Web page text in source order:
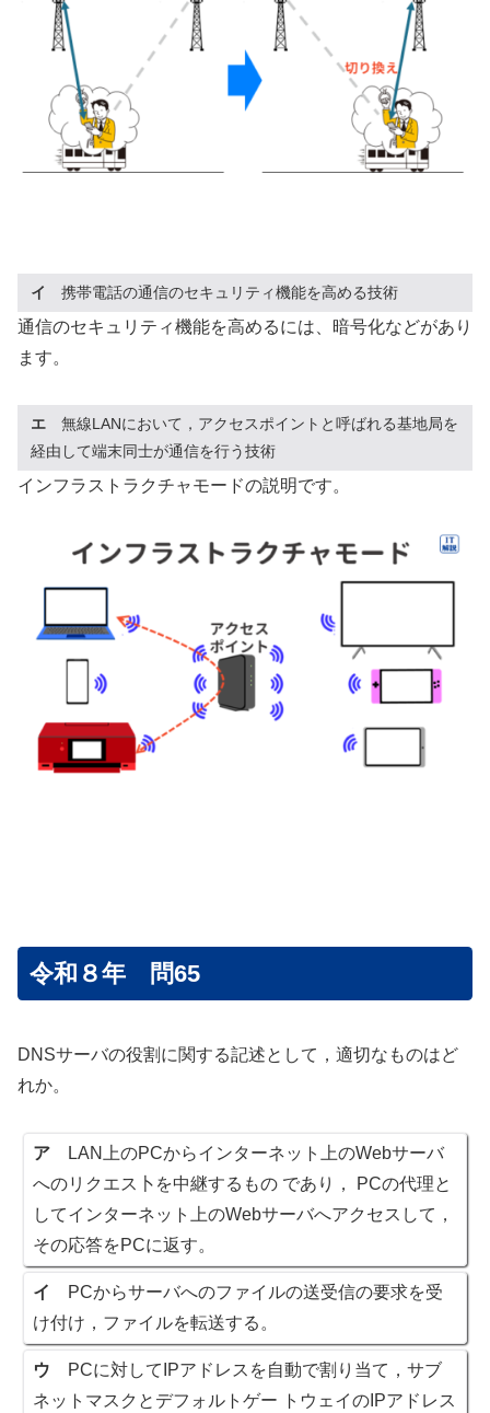
イ 携帯電話の通信のセキュリティ機能を高める技術
通信のセキュリティ機能を高めるには、暗号化などがあり
ます。
エ 無線LANにおいて，アクセスポイントと呼ばれる基地局を
経由して端末同士が通信を行う技術
インフラストラクチャモードの説明です。
令和８年 問65
DNSサーバの役割に関する記述として，適切なものはど
れか。
ア LAN上のPCからインターネット上のWebサーバ
へのリクエス卜を中継するもの であり， PCの代理と
してインターネット上のWebサーバへアクセスして，
その応答をPCに返す。
イ
PCからサーバへのファイルの送受信の要求を受
け付け，ファイルを転送する。
ウ PCに対してIPアドレスを自動で割り当て，サブ
ネットマスクとデフォルトゲー トウェイのIPアドレス